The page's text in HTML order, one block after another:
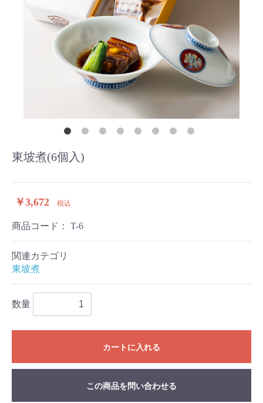
東坡煮(6個入)
￥3,672 税込
商品コード： T-6
関連カテゴリ
東坡煮
数量
カートに入れる
この商品を問い合わせる